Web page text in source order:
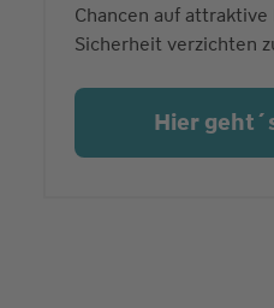
Chancen auf
Sicherheit verzichten
Hier